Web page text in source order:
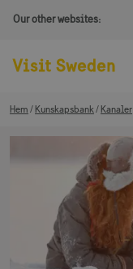
Our other websites:
Hem Kunskapsbank Kanaler